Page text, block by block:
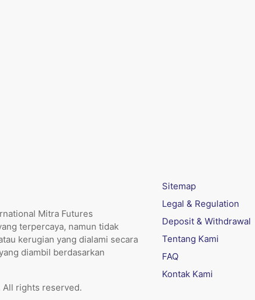
Mitra Futures
terpercaya, namun tidak
kerugian yang dialami secara
diambil berdasarkan
All rights reserved.
Sitemap
Legal & Regulation
Deposit & Withdrawal
Tentang Kami
FAQ
Kontak Kami